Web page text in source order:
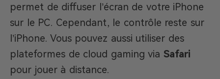
permet de diffuser l’écran de votre iPhone
sur le PC. Cependant, le contrôle reste sur
l’iPhone. Vous pouvez aussi utiliser des
plateformes de cloud gaming via Safari
pour jouer à distance.